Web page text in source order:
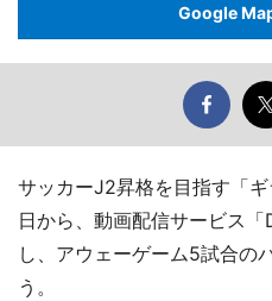
Google
サッカーJ2昇格を目指す「
日から、動画配信サービス
し、アウェーゲーム5試合の
う。